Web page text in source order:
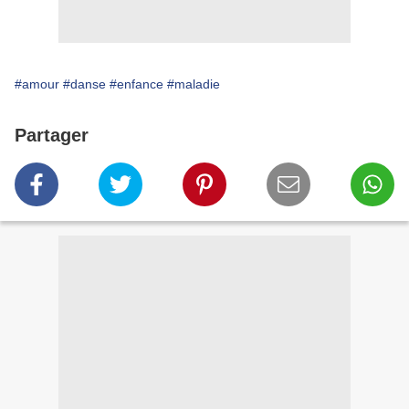
#amour #danse #enfance #maladie
Partager